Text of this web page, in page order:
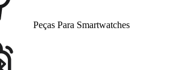
Peças Para Smartwatches